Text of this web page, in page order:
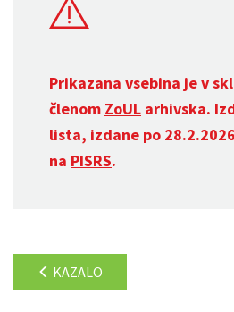
Prikazana vsebina je v
členom ZoUL arhivska.
lista, izdane po
na PISRS.
KAZALO